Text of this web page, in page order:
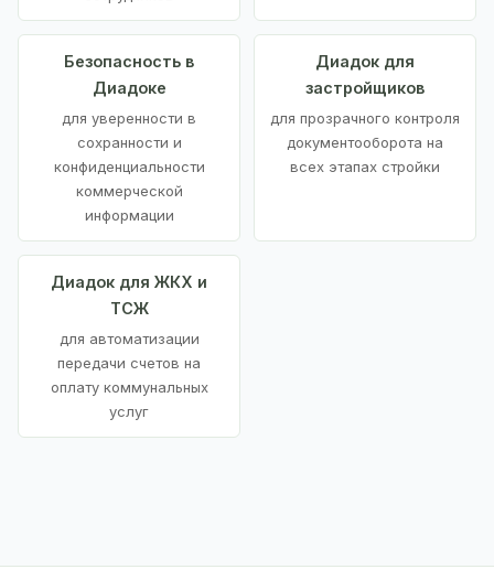
Безопасность в
Диадоке
для уверенности в
сохранности и
конфиденциальности
коммерческой
информации
Диадок для
застройщиков
для прозрачного контроля
документооборота на
всех этапах стройки
Диадок для ЖКХ и
ТСЖ
для автоматизации
передачи счетов на
оплату коммунальных
услуг